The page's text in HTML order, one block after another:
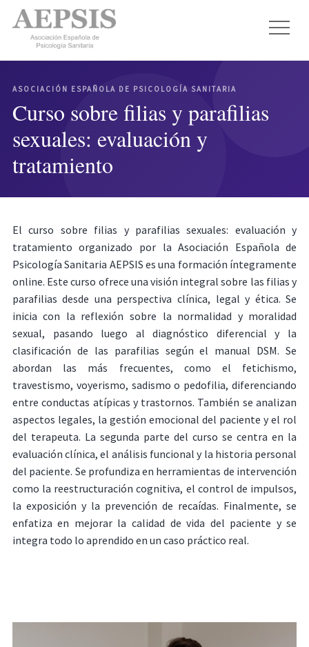
ASOCIACIÓN ESPAÑOLA DE PSICOLOGÍA SANITARIA
Curso sobre filias y parafilias
sexuales: evaluación y
tratamiento
El curso sobre filias y parafilias sexuales: evaluación y
tratamiento organizado por la Asociación Española de
Psicología Sanitaria AEPSIS es una formación íntegramente
online. Este curso ofrece una visión integral sobre las filias y
parafilias desde una perspectiva clínica, legal y ética. Se
inicia con la reflexión sobre la normalidad y moralidad
sexual, pasando luego al diagnóstico diferencial y la
clasificación de las parafilias según el manual DSM. Se
abordan las más frecuentes, como el fetichismo,
travestismo, voyerismo, sadismo o pedofilia, diferenciando
entre conductas atípicas y trastornos. También se analizan
aspectos legales, la gestión emocional del paciente y el rol
del terapeuta. La segunda parte del curso se centra en la
evaluación clínica, el análisis funcional y la historia personal
del paciente. Se profundiza en herramientas de intervención
como la reestructuración cognitiva, el control de impulsos,
la exposición y la prevención de recaídas. Finalmente, se
enfatiza en mejorar la calidad de vida del paciente y se
integra todo lo aprendido en un caso práctico real.